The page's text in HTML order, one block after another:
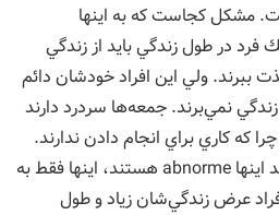
مشكل كجاست كه به اينها
در طول زندگي بايد از زندگي
ببرند. ولي اين افراد خودشان دائم
نمي‌برند. جمعه‌ها سردرد دارند
كه كاري براي انجام دادن ندارند.
مكاتب روان‌شناسي نمي‌گويند اينها abnorme هستند، اينها فقط به
عرض زندگي‌شان زياد و طول